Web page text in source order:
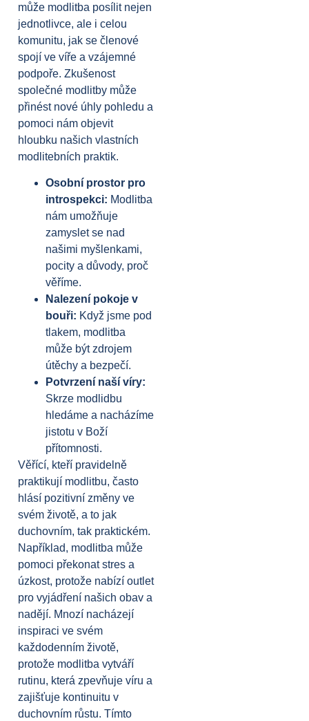
může modlitba posílit nejen
jednotlivce, ale i celou
komunitu, jak se členové
spojí ve víře a vzájemné
podpoře. Zkušenost
společné modlitby může
přinést nové úhly pohledu a
pomoci nám objevit
hloubku našich vlastních
modlitebních praktik.
Osobní prostor pro
introspekci: Modlitba
nám umožňuje
zamyslet se nad
našimi myšlenkami,
pocity a důvody, proč
věříme.
Nalezení pokoje v
bouři: Když jsme pod
tlakem, modlitba
může být zdrojem
útěchy a bezpečí.
Potvrzení naší víry:
Skrze modlidbu
hledáme a nacházíme
jistotu v Boží
přítomnosti.
Věřící, kteří pravidelně
praktikují modlitbu, často
hlásí pozitivní změny ve
svém životě, a to jak
duchovním, tak praktickém.
Například, modlitba může
pomoci překonat stres a
úzkost, protože nabízí outlet
pro vyjádření našich obav a
nadějí. Mnozí nacházejí
inspiraci ve svém
každodenním životě,
protože modlitba vytváří
rutinu, která zpevňuje víru a
zajišťuje kontinuitu v
duchovním růstu. Tímto